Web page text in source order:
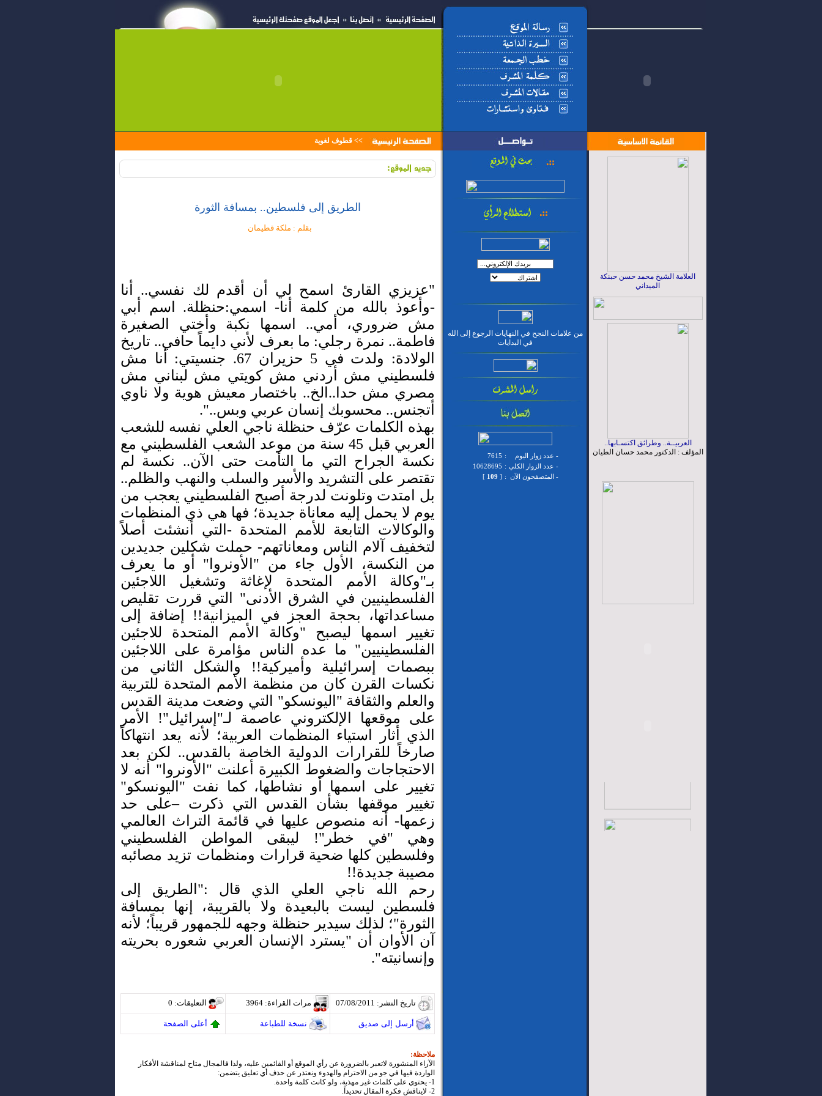
>> قطوف لغوية
الطريق إلى فلسطين.. بمسافة الثورة
بقلم : ملكة قطيمان
"عزيزي القارئ اسمح لي أن أقدم لك نفسي.. أنا
-وأعوذ بالله من كلمة أنا- اسمي:حنظلة. اسم أبي
مش ضروري، أمي.. اسمها نكبة وأختي الصغيرة
فاطمة.. نمرة رجلي: ما بعرف لأني دايماً حافي.. تاريخ
الولادة: ولدت في 5 حزيران 67. جنسيتي: أنا مش
فلسطيني مش أردني مش كويتي مش لبناني مش
مصري مش حدا .. الخ.. باختصار معيش هوية ولا ناوي
أتجنس.. محسوبك إنسان عربي وبس..
".
بهذه الكلمات عرّف حنظلة ناجي العلي نفسه للشعب
العربي قبل 45 سنة من موعد الشعب الفلسطيني مع
نكسة الجراح التي ما التأمت حتى الآن.. نكسة لم
تقتصر على التشريد والأسر والسلب والنهب والظلم..
بل امتدت وتلونت لدرجة أصبح الفلسطيني يعجب من
يوم لا يحمل إليه معاناة جديدة؛ فها هي ذي المنظمات
والوكالات التابعة للأمم المتحدة -التي أنشئت أصلاً
لتخفيف آلام الناس ومعاناتهم- حملت شكلين جديدين
من النكسة، الأول جاء من "الأونروا" أو ما يعرف
بـ"وكالة الأمم المتحدة لإغاثة وتشغيل اللاجئين
الفلسطينيين في الشرق الأدنى" التي قررت تقليص
مساعداتها، بحجة العجز في الميزانية!! إضافة إلى
تغيير اسمها ليصبح "وكالة الأمم المتحدة للاجئين
الفلسطينيين" ما عده الناس مؤامرة على اللاجئين
ببصمات إسرائيلية وأميركية!! والشكل الثاني من
نكسات القرن كان من منظمة الأمم المتحدة للتربية
والعلم والثقافة "اليونسكو" التي وضعت مدينة القدس
على موقعها الإلكتروني عاصمة لـ"إسرائيل"! الأمر
الذي أثار استياء المنظمات العربية؛ لأنه يعد انتهاكاً
صارخاً للقرارات الدولية الخاصة بالقدس.. لكن بعد
الاحتجاجات والضغوط الكبيرة أعلنت "الأونروا" أنه لا
تغيير على اسمها أو نشاطها، كما نفت "اليونسكو"
تغيير موقفها بشأن القدس التي ذكرت –على حد
زعمها- أنه منصوص عليها في قائمة التراث العالمي
وهي "في خطر"! ليبقى المواطن الفلسطيني
وفلسطين كلها ضحية قرارات ومنظمات تزيد مصائبه
مصيبة جديدة!!
رحم الله ناجي العلي الذي قال :"الطريق إلى
فلسطين ليست بالبعيدة ولا بالقريبة، إنها بمسافة
الثورة"؛ لذلك سيدير حنظلة وجهه للجمهور قريباً؛ لأنه
آن الأوان أن "يسترد الإنسان العربي شعوره بحريته
وإنسانيته".
التعليقات: 0 مرات القراءة: 3964 تاريخ النشر: 07/08/2011
أعلى الصفحة نسخة للطباعة أرسل إلى صديق
ملاحظة:
الآراء المنشورة لاتعبر بالضرورة عن رأي الموقع أو القائمين عليه، ولذا فالمجال متاح لمناقشة الأفكار
الواردة فيها في جو من الاحترام والهدوء ونعتذر عن حذف أي تعليق يتضمن:
1- يحتوي على كلمات غير مهذبة، ولو كانت كلمة واحدة.
2- لايناقش فكرة المقال تحديداً.
من علامات النجح في النهايات الرجوع إلى الله
في البدايات
7615 : - عدد زوار اليوم
10628695 : - عدد الزوار الكلي
[
109
] : - المتصفحون الآن
العلامة الشيخ محمد حسن حبنكة
الميداني
العربيــة.. وطرائق اكتسـابها..
المؤلف : الدكتور محمد حسان الطيان